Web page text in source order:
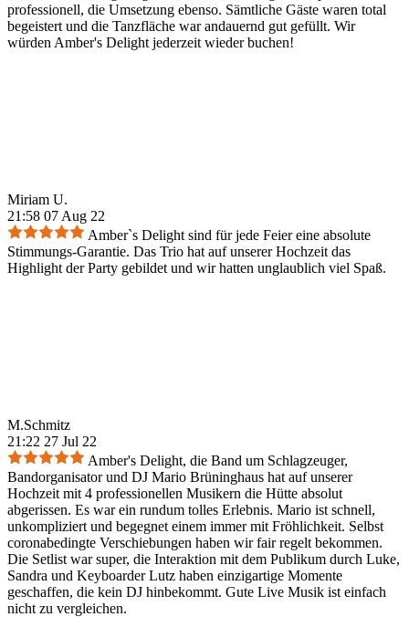
professionell, die Umsetzung ebenso. Sämtliche Gäste waren total
begeistert und die Tanzfläche war andauernd gut gefüllt. Wir
würden Amber's Delight jederzeit wieder buchen!
Miriam U.
21:58 07 Aug 22
Amber`s Delight sind für jede Feier eine absolute
Stimmungs-Garantie. Das Trio hat auf unserer Hochzeit das
Highlight der Party gebildet und wir hatten unglaublich viel Spaß.
M.Schmitz
21:22 27 Jul 22
Amber's Delight, die Band um Schlagzeuger,
Bandorganisator und DJ Mario Brüninghaus hat auf unserer
Hochzeit mit 4 professionellen Musikern die Hütte absolut
abgerissen. Es war ein rundum tolles Erlebnis. Mario ist schnell,
unkompliziert und begegnet einem immer mit Fröhlichkeit. Selbst
coronabedingte Verschiebungen haben wir fair regelt bekommen.
Die Setlist war super, die Interaktion mit dem Publikum durch Luke,
Sandra und Keyboarder Lutz haben einzigartige Momente
geschaffen, die kein DJ hinbekommt. Gute Live Musik ist einfach
nicht zu vergleichen.